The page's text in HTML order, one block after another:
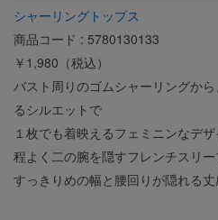
シャーリングトップス
商品コード : 5780130133
￥1,980（税込）
バスト周りのゴムシャーリングか
るシルエットで
１枚でも着映えるフェミニンなデザ
程よく二の腕を隠すフレンチスリー
すっきりめの幅と腰回りが隠れる